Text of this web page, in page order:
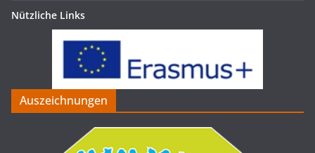
Nützliche Links
Auszeichnungen